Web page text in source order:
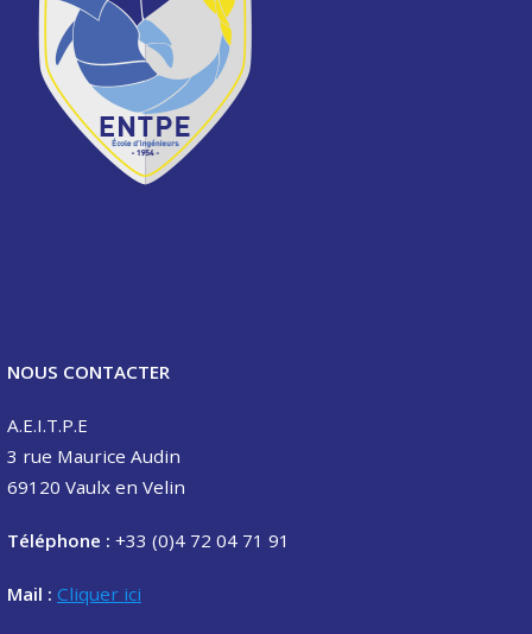
NOUS CONTACTER
A.E.I.T.P.E
3 rue Maurice Audin
69120 Vaulx en Velin
Téléphone : +33 (0)4 72 04 71 91
Mail : Cliquer ici